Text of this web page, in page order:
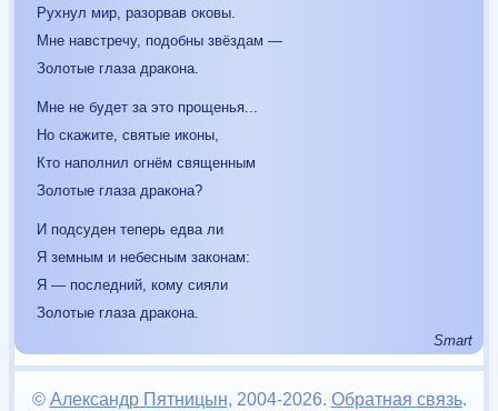
Рухнул мир, разорвав оковы.
Мне навстречу, подобны звёздам —
Золотые глаза дракона.
Мне не будет за это прощенья...
Но скажите, святые иконы,
Кто наполнил огнём священным
Золотые глаза дракона?
И подсуден теперь едва ли
Я земным и небесным законам:
Я — последний, кому сияли
Золотые глаза дракона.
Smart
© Александр Пятницын, 2004-2026. Обратная связь.